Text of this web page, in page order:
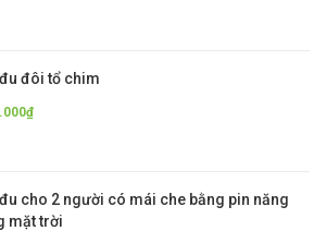
đôi tổ chim
cho 2 người có mái che bằng pin năng
mặt trời